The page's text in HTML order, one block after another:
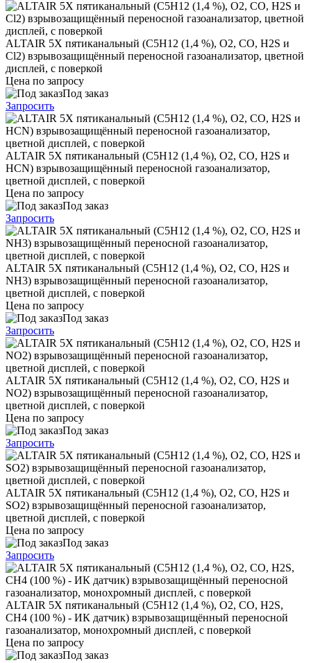
ALTAIR 5X пятиканальный (C5H12 (1,4 %), O2, CO, H2S и
Cl2) взрывозащищённый переносной газоанализатор, цветной
дисплей, с поверкой
Цена по запросу
Под заказ
Запросить
ALTAIR 5X пятиканальный (C5H12 (1,4 %), O2, CO, H2S и
HCN) взрывозащищённый переносной газоанализатор,
цветной дисплей, с поверкой
Цена по запросу
Под заказ
Запросить
ALTAIR 5X пятиканальный (C5H12 (1,4 %), O2, CO, H2S и
NH3) взрывозащищённый переносной газоанализатор,
цветной дисплей, с поверкой
Цена по запросу
Под заказ
Запросить
ALTAIR 5X пятиканальный (C5H12 (1,4 %), O2, CO, H2S и
NO2) взрывозащищённый переносной газоанализатор,
цветной дисплей, с поверкой
Цена по запросу
Под заказ
Запросить
ALTAIR 5X пятиканальный (C5H12 (1,4 %), O2, CO, H2S и
SO2) взрывозащищённый переносной газоанализатор,
цветной дисплей, с поверкой
Цена по запросу
Под заказ
Запросить
ALTAIR 5X пятиканальный (C5H12 (1,4 %), O2, CO, H2S,
CH4 (100 %) - ИК датчик) взрывозащищённый переносной
газоанализатор, монохромный дисплей, с поверкой
Цена по запросу
Под заказ